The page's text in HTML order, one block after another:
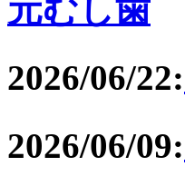
元むし歯
2026/06/22:
2026/06/09: